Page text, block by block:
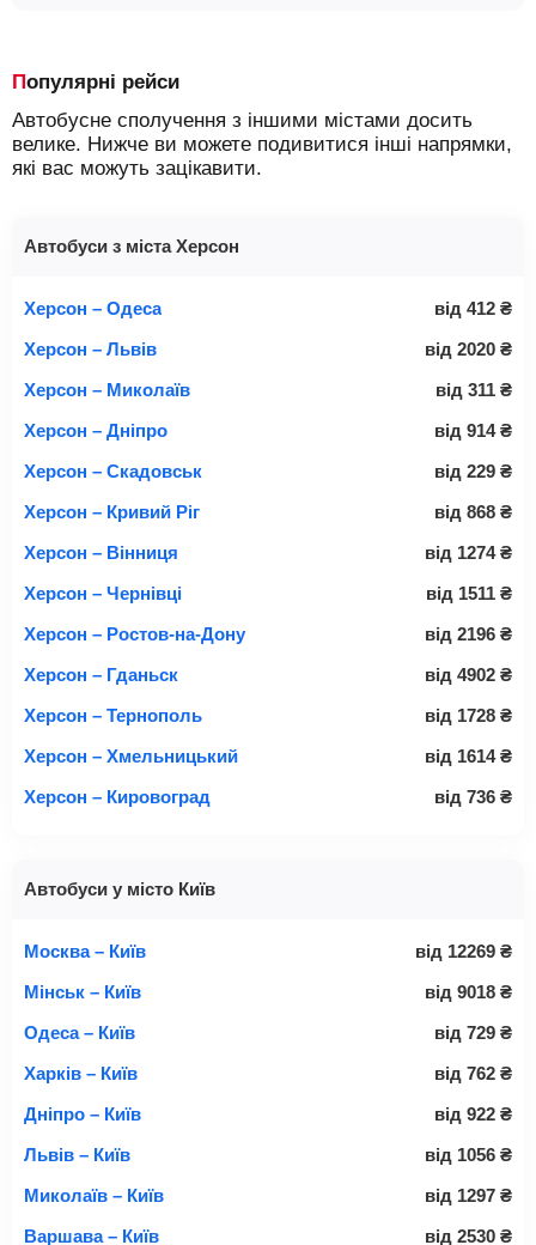
Популярні рейси
Автобусне сполучення з іншими містами досить
велике. Нижче ви можете подивитися інші напрямки,
які вас можуть зацікавити.
Автобуси з міста Херсон
Херсон – Одеса від 412 ₴
Херсон – Львів
від 2020 ₴
Херсон – Миколаїв
від 311 ₴
Херсон – Дніпро
від 914 ₴
Херсон – Скадовськ
від 229 ₴
Херсон – Кривий Ріг
від 868 ₴
Херсон – Вінниця
від 1274 ₴
Херсон – Чернівці
від 1511 ₴
Херсон – Ростов-на-Дону
від 2196 ₴
Херсон – Гданьск
від 4902 ₴
Херсон – Тернополь
від 1728 ₴
Херсон – Хмельницький
від 1614 ₴
Херсон – Кировоград
від 736 ₴
Автобуси у місто Київ
Москва – Київ від 12269 ₴
Мінськ – Київ
від 9018 ₴
Одеса – Київ
від 729 ₴
Харків – Київ
від 762 ₴
Дніпро – Київ
від 922 ₴
Львів – Київ
від 1056 ₴
Миколаїв – Київ
від 1297 ₴
Варшава – Київ
від 2530 ₴